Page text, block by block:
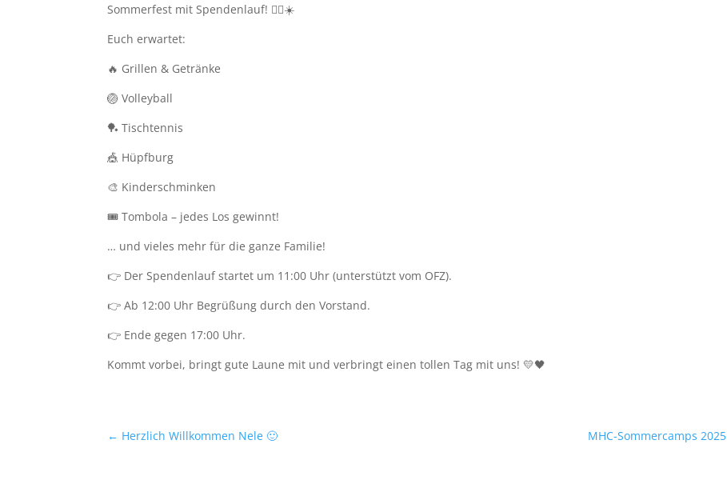
Sommerfest mit Spendenlauf! 🏃‍♂️☀️
Euch erwartet:
🔥 Grillen & Getränke
🏐 Volleyball
🏓 Tischtennis
🎪 Hüpfburg
🎨 Kinderschminken
🎟 Tombola – jedes Los gewinnt!
… und vieles mehr für die ganze Familie!
👉 Der Spendenlauf startet um 11:00 Uhr (unterstützt vom OFZ).
👉 Ab 12:00 Uhr Begrüßung durch den Vorstand.
👉 Ende gegen 17:00 Uhr.
Kommt vorbei, bringt gute Laune mit und verbringt einen tollen Tag mit uns! 💛🖤
← Herzlich Willkommen Nele 🙂 MHC-Sommercamps 2025